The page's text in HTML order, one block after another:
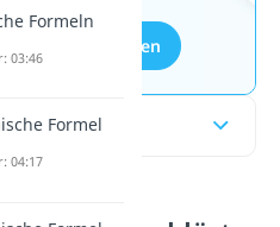
entdecken
Formeln
03:46
Formel
04:17